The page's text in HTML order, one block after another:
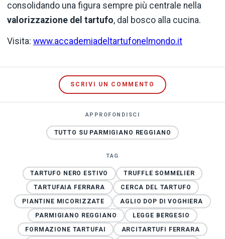
consolidando una figura sempre più centrale nella
valorizzazione del tartufo, dal bosco alla cucina.
Visita: www.accademiadeltartufonelmondo.it
SCRIVI UN COMMENTO
APPROFONDISCI
TUTTO SU PARMIGIANO REGGIANO
TAG
TARTUFO NERO ESTIVO
TRUFFLE SOMMELIER
TARTUFAIA FERRARA
CERCA DEL TARTUFO
PIANTINE MICORIZZATE
AGLIO DOP DI VOGHIERA
PARMIGIANO REGGIANO
LEGGE BERGESIO
FORMAZIONE TARTUFAI
ARCITARTUFI FERRARA